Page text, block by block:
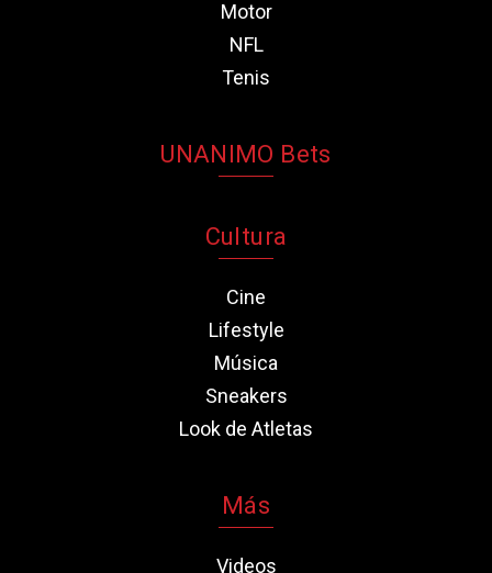
Motor
NFL
Tenis
UNANIMO Bets
Cultura
Cine
Lifestyle
Música
Sneakers
Look de Atletas
Más
Videos